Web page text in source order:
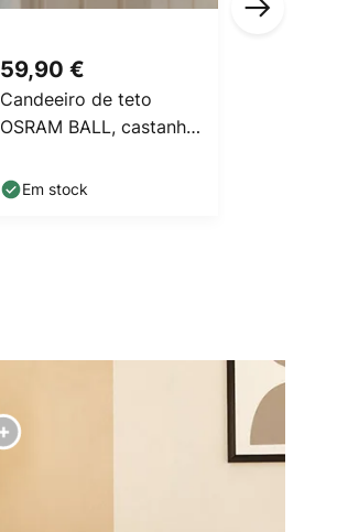
59,90 €
Candeeiro de teto
OSRAM BALL, castanha,
ondulado, E27
Em stock